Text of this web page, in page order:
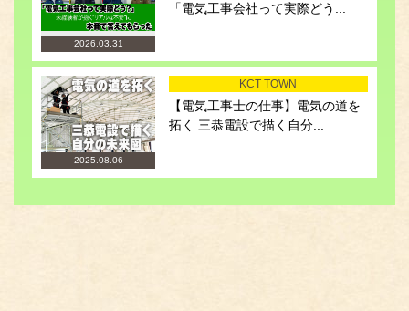
2026.03.31
「電気工事会社って実際どう...
2025.08.06
KCT TOWN
【電気工事士の仕事】電気の道を
拓く 三恭電設で描く自分...